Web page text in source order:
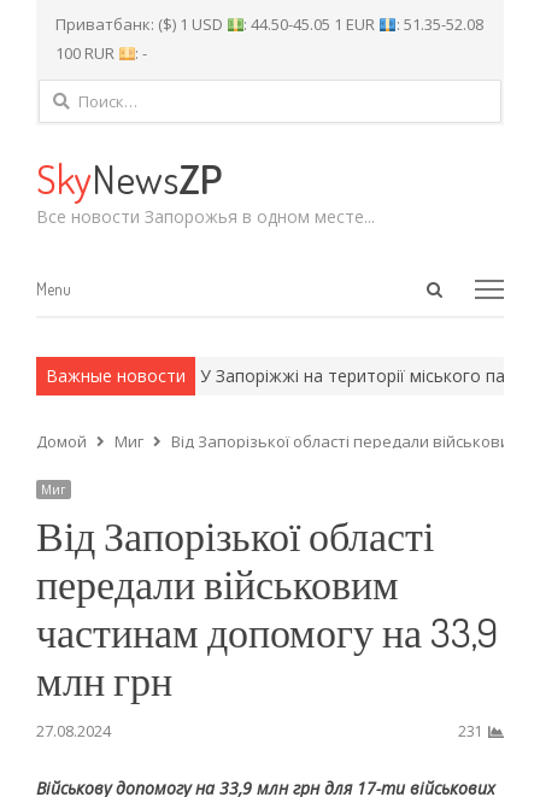
Приватбанк: ($) 1 USD : 44.50-45.05 1 EUR
: 51.35-52.08
100 RUR
: -
Найти:
SkyNewsZP
Все новости Запорожья в одном месте...
Open
Menu
Menu
Важные новости
армейские методы. У Запоріжжі на території міського парку
Домой Миг Від Запорізької області передали військовим
Миг
Від Запорізької області
передали військовим
частинам допомогу на 33,9
млн грн
27.08.2024 231
Військову допомогу на 33,9 млн грн для 17-ти військових